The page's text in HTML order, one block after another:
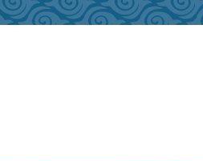
跳到主要內容區塊